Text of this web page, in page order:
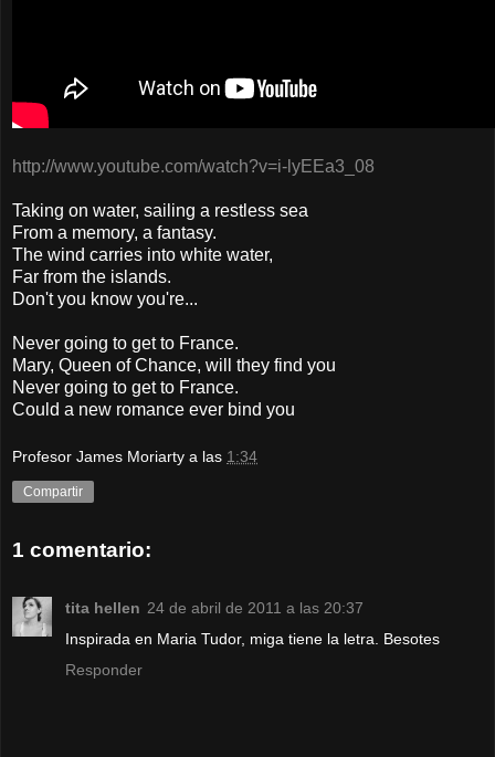
http://www.youtube.com/watch?v=i-lyEEa3_08
Taking on water, sailing a restless sea
From a memory, a fantasy.
The wind carries into white water,
Far from the islands.
Don't you know you're...
Never going to get to France.
Mary, Queen of Chance, will they find you
Never going to get to France.
Could a new romance ever bind you
Profesor James Moriarty a las 1:34
Compartir
1 comentario:
tita hellen 24 de abril de 2011 a las 20:37
Inspirada en Maria Tudor, miga tiene la letra. Besotes
Responder